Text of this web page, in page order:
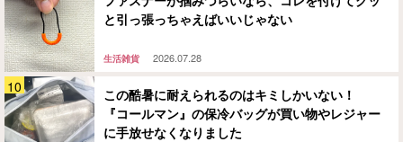
と引っ張っちゃえばいいじゃない
生活雑貨 2026.07.28
この酷暑に耐えられるのはキミしかいない！
『コールマン』の保冷バッグが買い物やレジャー
に手放せなくなりました